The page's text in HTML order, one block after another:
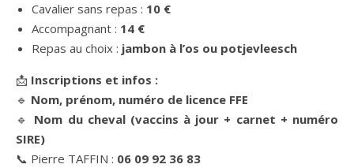
Cavalier sans repas : 10 €
Accompagnant : 14 €
Repas au choix : jambon à l’os ou potjevleesch
📩 Inscriptions et infos :
🔹 Nom, prénom, numéro de licence FFE
🔹 Nom du cheval (vaccins à jour + carnet + numéro
SIRE)
📞 Pierre TAFFIN : 06 09 92 36 83